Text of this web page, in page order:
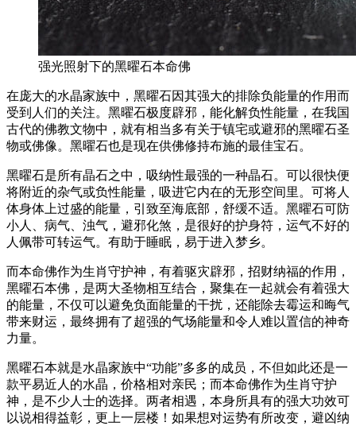
强光照射下的黑曜石本命佛
在庞大的水晶家族中，黑曜石因其强大的排除负能量的作用而
受到人们的关注。黑曜石极度辟邪，能化解负性能量，在我国
古代的佛教文物中，就有相当多有关于镇宅或避邪的黑曜石圣
物或佛像。黑曜石也是现在供佛修持布施的最佳宝石。
黑曜石是所有晶石之中，吸纳性最强的一种晶石。可以很快便
将附近的杂气或负性能量，吸进它内在的无形空间里。可将人
体身体上过盛的能量，引致至海底部，舒缓不适。黑曜石可防
小人、病气、浊气，避邪化煞，是很好的护身符，运气不好的
人佩带可转运气。有助于睡眠，易于进入梦乡。
而本命佛作为生肖守护神，有着驱灾辟邪，招财纳福的作用，
黑曜石本佛，是两大圣物相互结合，聚集在一起就会有着强大
的能量，不仅可以避免负面能量的干扰，还能除去霉运和晦气
带来财运，最终拥有了超强的气场能量和令人难以置信的神奇
力量。
黑曜石本就是水晶家族中“功能”多多的成员，不但如此还是一
款平易近人的水晶，价格相对亲民；而本命佛作为生肖守护
神，是不少人士的选择。两者相遇，本身所具有的强大功效可
以说相得益彰，更上一层楼！如果想对运势有所改变，避凶纳